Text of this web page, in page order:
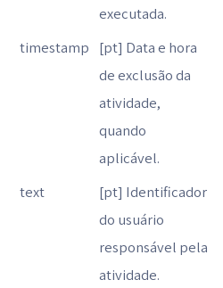
executada.
timestamp [pt] Data e hora
de exclusão da
atividade,
quando
aplicável.
text
[pt] Identificador
do usuário
responsável pela
atividade.